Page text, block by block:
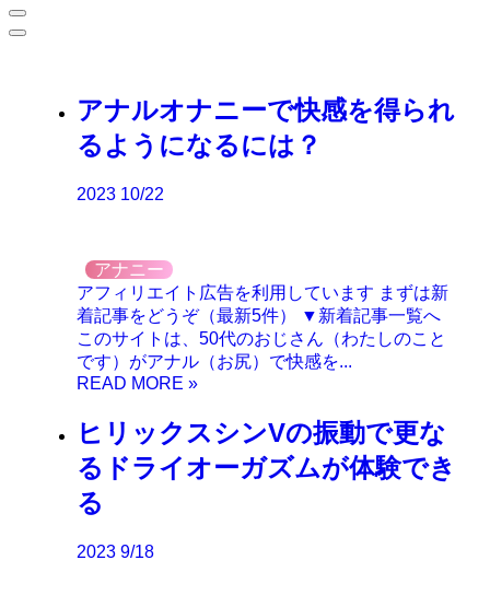
アナルオナニーで快感を得られ
るようになるには？
2023 10/22
アナニー
アフィリエイト広告を利用しています まずは新
着記事をどうぞ（最新5件） ▼新着記事一覧へ
このサイトは、50代のおじさん（わたしのこと
です）がアナル（お尻）で快感を...
ヒリックスシンVの振動で更な
るドライオーガズムが体験でき
る
2023 9/18